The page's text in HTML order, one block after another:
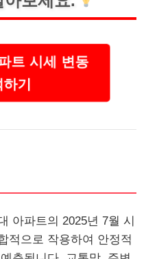
트 시세 변동
기
아파트의 2025년 7월 시
적으로 작용하여 안정적